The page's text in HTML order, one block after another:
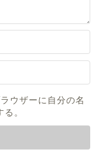
ウザーに自分の名
。